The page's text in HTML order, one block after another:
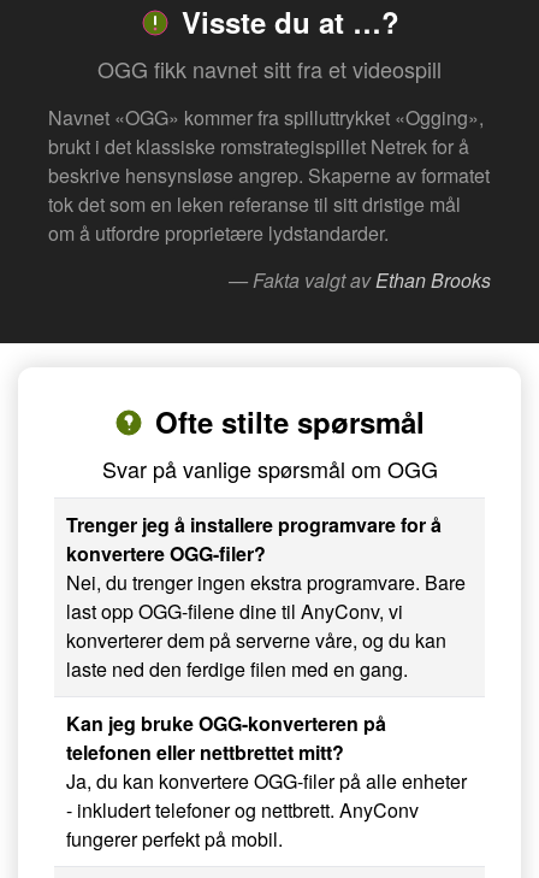
Visste du at …?
OGG fikk navnet sitt fra et videospill
Navnet «OGG» kommer fra spilluttrykket «Ogging»,
brukt i det klassiske romstrategispillet Netrek for å
beskrive hensynsløse angrep. Skaperne av formatet
tok det som en leken referanse til sitt dristige mål
om å utfordre proprietære lydstandarder.
— Fakta valgt avEthan Brooks
Ofte stilte spørsmål
Svar på vanlige spørsmål om OGG
Trenger jeg å installere programvare for å
konvertere OGG-filer?
Nei, du trenger ingen ekstra programvare. Bare
last opp OGG-filene dine til AnyConv, vi
konverterer dem på serverne våre, og du kan
laste ned den ferdige filen med en gang.
Kan jeg bruke OGG-konverteren på
telefonen eller nettbrettet mitt?
Ja, du kan konvertere OGG-filer på alle enheter
- inkludert telefoner og nettbrett. AnyConv
fungerer perfekt på mobil.